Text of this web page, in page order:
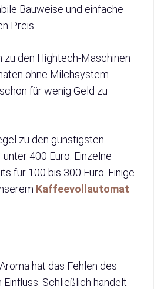
Bauweise und einfache
Preis.
zu den Hightech-Maschinen
ohne Milchsystem
für wenig Geld zu
zu den günstigsten
400 Euro. Einzelne
für 100 bis 300 Euro. Einige
Kaffeevollautomat
hat das Fehlen des
Schließlich handelt